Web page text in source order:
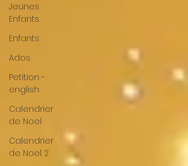
Jeunes
Enfants
Enfants
Ados
Petition -
english
Calendrier
de Noel
Calendrier
de Noel 2